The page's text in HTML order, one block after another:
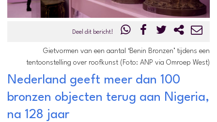
Deel dit bericht!
Gietvormen van een aantal ‘Benin Bronzen’ tijdens een
tentoonstelling over roofkunst (Foto: ANP via Omroep West)
Nederland geeft meer dan 100
bronzen objecten terug aan Nigeria,
na 128 jaar